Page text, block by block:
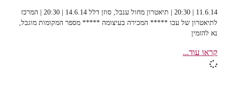
11.6.14 | 20:30 | תיאטרון מחול ענבל, סוזן דלל 14.6.14 | 20:30 | המרכז
לתיאטרון של עכו ***** המכירה בעיצומה ***** מספר המקומות מוגבל,
נא להזמין
קראו עוד...